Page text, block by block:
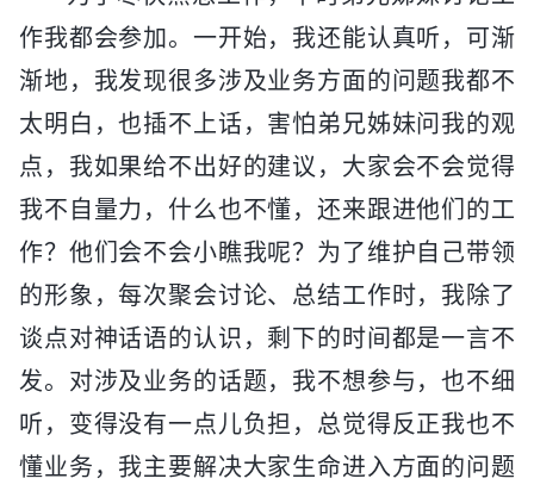
作我都会参加。一开始，我还能认真听，可渐
渐地，我发现很多涉及业务方面的问题我都不
太明白，也插不上话，害怕弟兄姊妹问我的观
点，我如果给不出好的建议，大家会不会觉得
我不自量力，什么也不懂，还来跟进他们的工
作？他们会不会小瞧我呢？为了维护自己带领
的形象，每次聚会讨论、总结工作时，我除了
谈点对神话语的认识，剩下的时间都是一言不
发。对涉及业务的话题，我不想参与，也不细
听，变得没有一点儿负担，总觉得反正我也不
懂业务，我主要解决大家生命进入方面的问题